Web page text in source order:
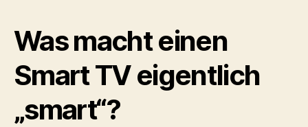
Was macht einen
Smart TV eigentlich
„smart“?